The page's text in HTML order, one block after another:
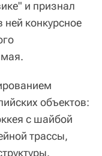
и признал
конкурсное
объектов:
с шайбой
трассы,